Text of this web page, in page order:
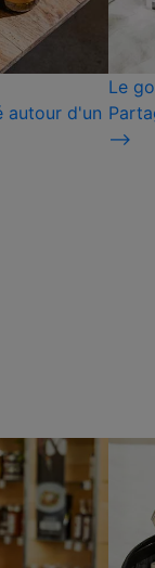
autour d'un
Le
⟶